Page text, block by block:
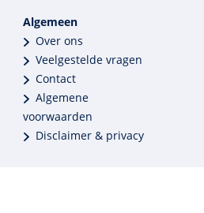
Algemeen
Over ons
Veelgestelde vragen
Contact
Algemene
voorwaarden
Disclaimer & privacy